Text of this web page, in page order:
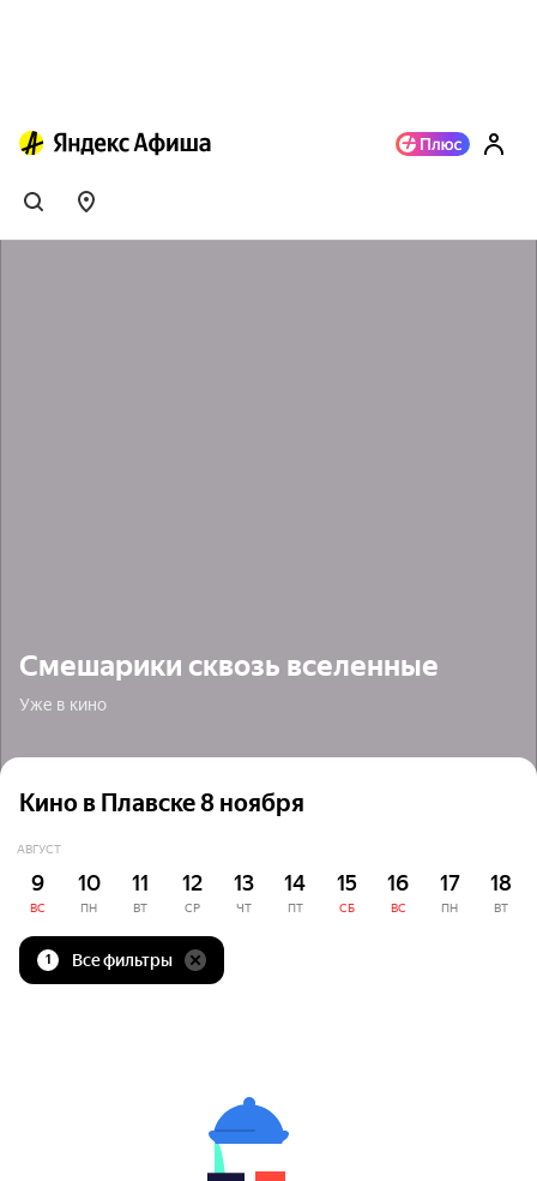
Смешарики сквозь вселенные
Уже в кино
Кино в Плавске 8 ноября
АВГУСТ
9
ВС
10
ПН
11
ВТ
12
СР
13
ЧТ
14
ПТ
15
СБ
16
ВС
17
ПН
18
ВТ
1 Все фильтры